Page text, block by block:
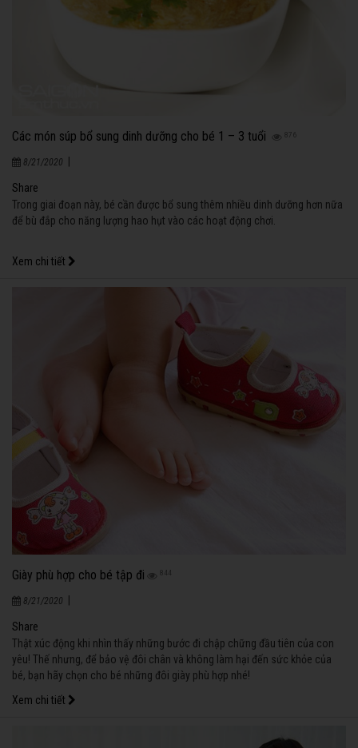
Các món súp bổ sung dinh dưỡng cho bé 1 – 3 tuổi 876
8/21/2020
Share
Trong giai đoạn này, bé cần được bổ sung thêm nhiều dinh dưỡng hơn nữa
để bù đắp cho năng lượng hao hụt vào các hoạt động chơi.
Xem chi tiết
Giày phù hợp cho bé tập đi 844
8/21/2020
Share
Thật xúc động khi nhìn thấy những bước đi chập chững đầu tiên của con
yêu! Thế nhưng, để bảo vệ đôi chân và không làm hại đến sức khỏe của
bé, bạn hãy chọn cho bé những đôi giày phù hợp nhé!
Xem chi tiết